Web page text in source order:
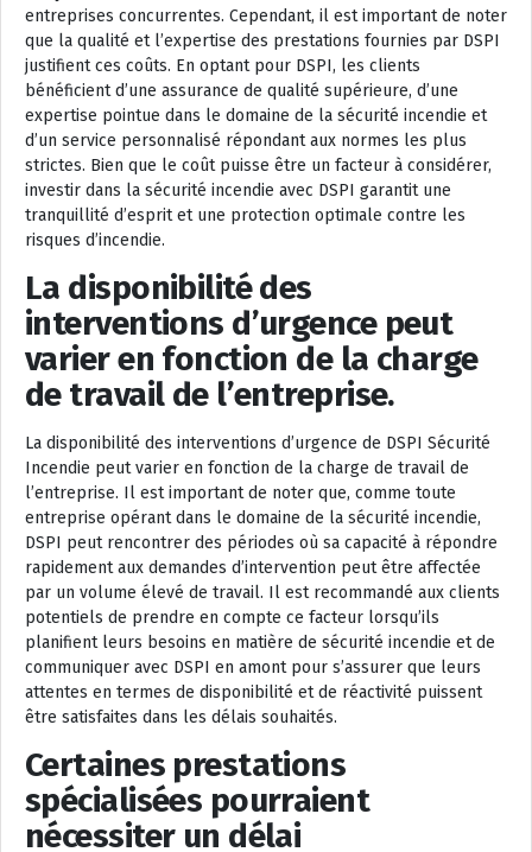
entreprises concurrentes. Cependant, il est important de noter
que la qualité et l’expertise des prestations fournies par DSPI
justifient ces coûts. En optant pour DSPI, les clients
bénéficient d’une assurance de qualité supérieure, d’une
expertise pointue dans le domaine de la sécurité incendie et
d’un service personnalisé répondant aux normes les plus
strictes. Bien que le coût puisse être un facteur à considérer,
investir dans la sécurité incendie avec DSPI garantit une
tranquillité d’esprit et une protection optimale contre les
risques d’incendie.
La disponibilité des
interventions d’urgence peut
varier en fonction de la charge
de travail de l’entreprise.
La disponibilité des interventions d’urgence de DSPI Sécurité
Incendie peut varier en fonction de la charge de travail de
l’entreprise. Il est important de noter que, comme toute
entreprise opérant dans le domaine de la sécurité incendie,
DSPI peut rencontrer des périodes où sa capacité à répondre
rapidement aux demandes d’intervention peut être affectée
par un volume élevé de travail. Il est recommandé aux clients
potentiels de prendre en compte ce facteur lorsqu’ils
planifient leurs besoins en matière de sécurité incendie et de
communiquer avec DSPI en amont pour s’assurer que leurs
attentes en termes de disponibilité et de réactivité puissent
être satisfaites dans les délais souhaités.
Certaines prestations
spécialisées pourraient
nécessiter un délai